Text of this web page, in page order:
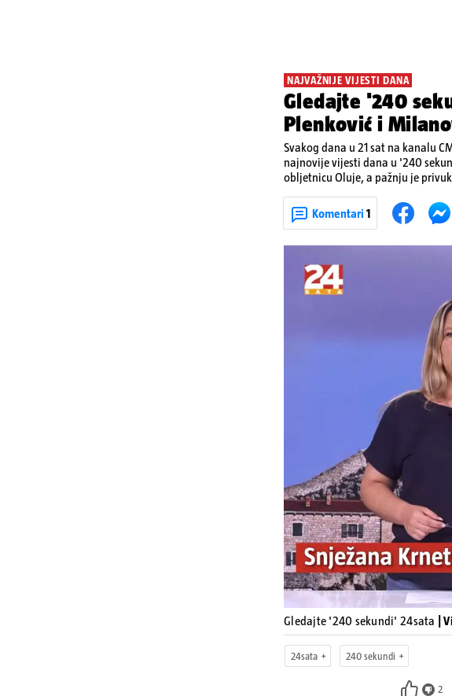
NAJVAŽNIJE VIJESTI DANA
Gledajte '240
Plenković i
Svakog dana u 21 sat na kanalu
najnovije vijesti dana u '240
obljetnicu Oluje, a pažnju je
upozorenjima nakon nove
Krško.
Komentari 1
Gledajte '240 sekundi' 24sata |
24sata 240 sekundi
2